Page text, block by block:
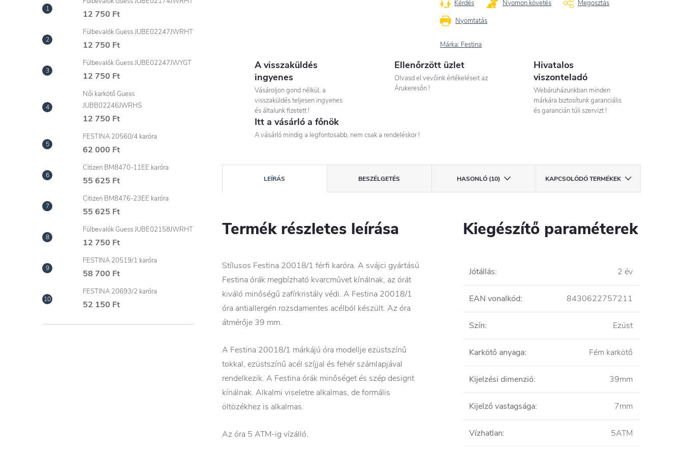
12 750 Ft
Fülbevalók Guess JUBE02247JWRHT
12 750 Ft
Fülbevalók Guess JUBE02247JWYGT
12 750 Ft
Női karkötő Guess
JUBB02246JWRHS
12 750 Ft
FESTINA 20560/4 karóra
62 000 Ft
Citizen BM8470-11EE karóra
55 625 Ft
Citizen BM8476-23EE karóra
55 625 Ft
Fülbevalók Guess JUBE02158JWRHT
12 750 Ft
FESTINA 20519/1 karóra
58 700 Ft
FESTINA 20693/2 karóra
52 150 Ft
Nyomtatás
Kérdés Nyomon követés Megosztás
Márka: Festina
A visszaküldés
ingyenes
Vásároljon gond nélkül, a
visszaküldés teljesen ingyenes
és általunk fizetett !
Ellenőrzött üzlet
Olvasd el vevőink értékeléseit az
Árukeresőn !
Hivatalos
viszonteladó
Webáruházunkban minden
márkára biztosítunk garanciális
és garancián túli szervizt !
Itt a vásárló a főnök
A vásárló mindig a legfontosabb, nem csak a rendeléskor !
LEÍRÁS BESZÉLGETÉS HASONLÓ (10) KAPCSOLÓDÓ TERMÉKEK
Termék részletes leírása
Stílusos Festina 20018/1 férfi karóra. A svájci gyártású
Festina órák megbízható kvarcművet kínálnak, az órát
kiváló minőségű zafírkristály védi. A Festina 20018/1
óra antiallergén rozsdamentes acélból készült. Az óra
átmérője 39 mm.
A Festina 20018/1 márkájú óra modellje ezüstszínű
tokkal, ezüstszínű acél szíjjal és fehér számlapjával
rendelkezik. A Festina órák minőséget és szép designt
kínálnak. Alkalmi viseletre alkalmas, de formális
öltözékhez is alkalmas.
Az óra 5 ATM-ig vízálló.
Kiegészítő paraméterek
Jótállás: 2 év
EAN vonalkód: 8430622757211
Szín: Ezüst
Karkötő anyaga: Fém karkötő
Kijelzési dimenzió: 39mm
Kijelző vastagsága: 7mm
Vízhatlan: 5ATM